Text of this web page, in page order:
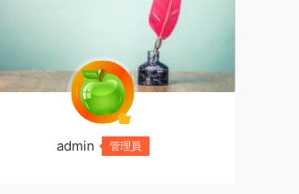
admin 管理員